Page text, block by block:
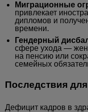
Миграционные
привлекает
дипломов и
времени.
Гендерный
сфере ухода —
на пенсию или
семейных
Последствия
Дефицит кадров в